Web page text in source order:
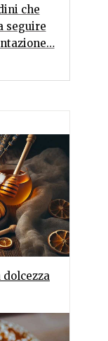
che
seguire